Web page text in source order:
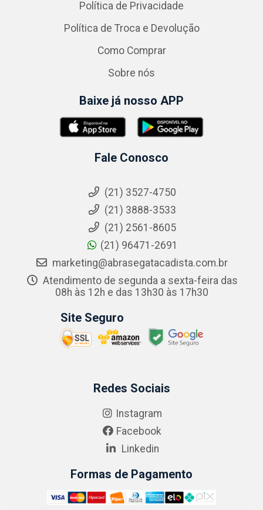
Política de Privacidade
Política de Troca e Devolução
Como Comprar
Sobre nós
Baixe já nosso APP
Fale Conosco
(21) 3527-4750
(21) 3888-3533
(21) 2561-8605
(21) 96471-2691
marketing@abrasegatacadista.com.br
Atendimento de segunda a sexta-feira das
08h às 12h e das 13h30 às 17h30
Site Seguro
Redes Sociais
Instagram
Facebook
Linkedin
Formas de Pagamento